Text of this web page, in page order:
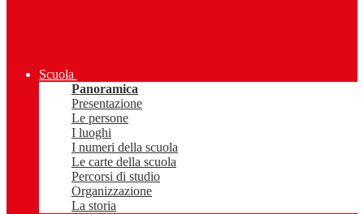
Scuola
Panoramica
Presentazione
Le persone
I luoghi
I numeri della scuola
Le carte della scuola
Percorsi di studio
Organizzazione
La storia